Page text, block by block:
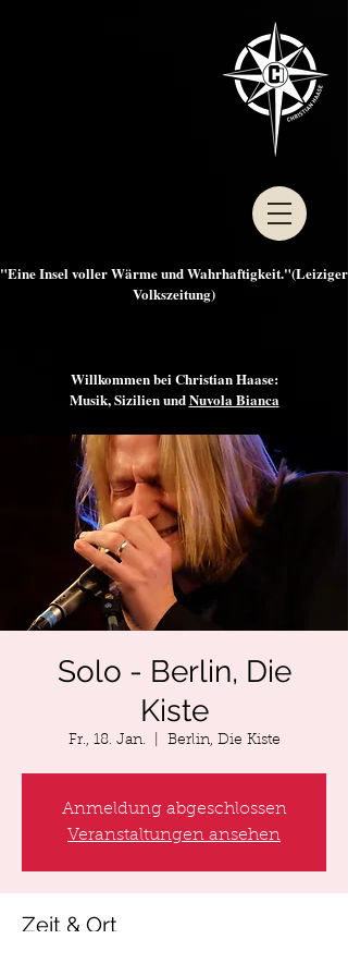
"Eine Insel voller Wärme und Wahrhaftigkeit."(Leiziger
Volkszeitung)
Willkommen bei Christian Haase:
Musik, Sizilien undNuvola Bianca
Solo - Berlin, Die
Kiste
Fr., 18. Jan. Berlin, Die Kiste
Anmeldung abgeschlossen
Veranstaltungen ansehen
Zeit & Ort